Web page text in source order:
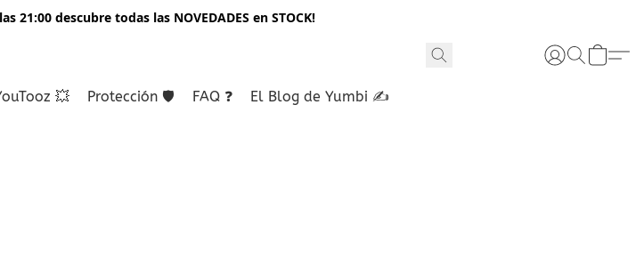
21:00 descubre todas las NOVEDADES en STOCK!
💥 Protección 🛡️ FAQ ❓ El Blog de Yumbi ✍️